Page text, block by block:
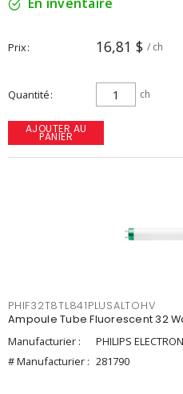
Prix 16,81 $ / ch
Quantité ch
AJOUTER AU
PANIER
PHIF32T8TL841PLUSALTOHV
Ampoule Tube Fluorescent 32
Manufacturier :
PHILIPS
# Manufacturier : 281790